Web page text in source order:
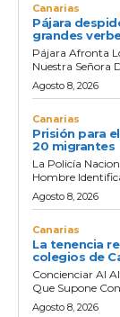
Canarias
Pájara
grandes
Pájara Afronta
Nuestra Señora
Agosto 8, 2026
Canarias
Prisión para
20 migrantes
La Policía
Hombre
Agosto 8, 2026
Canarias
La tenencia
colegios de
Concienciar Al
Que Supone
Agosto 8, 2026